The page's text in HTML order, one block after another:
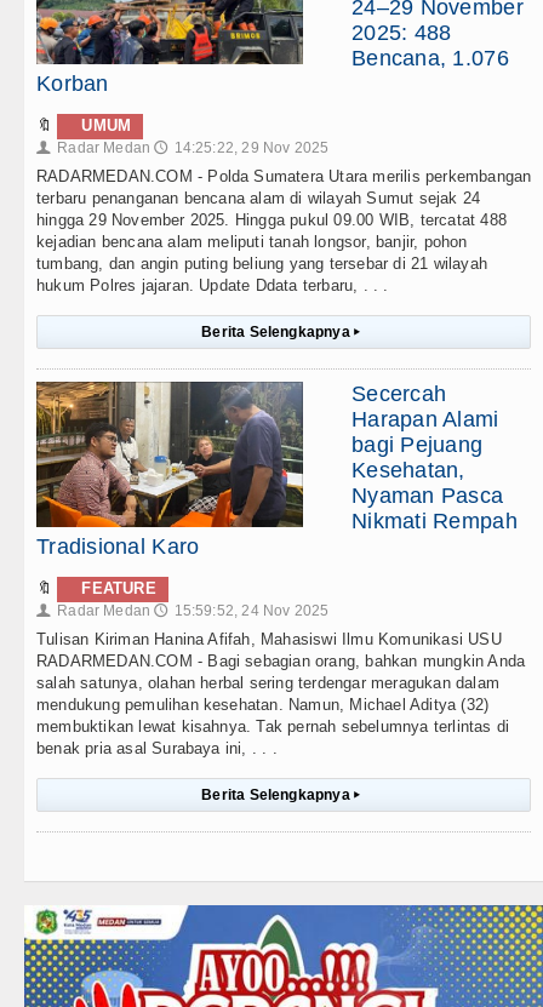
24–29 November
2025: 488
Bencana, 1.076
Korban
🔖 UMUM
👤 Radar Medan 🕔 14:25:22, 29 Nov 2025
RADARMEDAN.COM - Polda Sumatera Utara merilis perkembangan
terbaru penanganan bencana alam di wilayah Sumut sejak 24
hingga 29 November 2025. Hingga pukul 09.00 WIB, tercatat 488
kejadian bencana alam meliputi tanah longsor, banjir, pohon
tumbang, dan angin puting beliung yang tersebar di 21 wilayah
hukum Polres jajaran. Update Ddata terbaru, . . .
Berita Selengkapnya ▸
Secercah
Harapan Alami
bagi Pejuang
Kesehatan,
Nyaman Pasca
Nikmati Rempah
Tradisional Karo
🔖 FEATURE
👤 Radar Medan 🕔 15:59:52, 24 Nov 2025
Tulisan Kiriman Hanina Afifah, Mahasiswi Ilmu Komunikasi USU
RADARMEDAN.COM - Bagi sebagian orang, bahkan mungkin Anda
salah satunya, olahan herbal sering terdengar meragukan dalam
mendukung pemulihan kesehatan. Namun, Michael Aditya (32)
membuktikan lewat kisahnya. Tak pernah sebelumnya terlintas di
benak pria asal Surabaya ini, . . .
Berita Selengkapnya ▸